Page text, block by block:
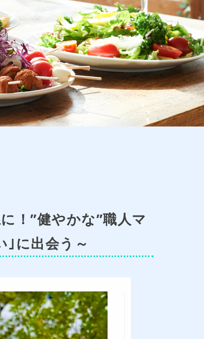
！”健やかな”職人マ
に出会う～